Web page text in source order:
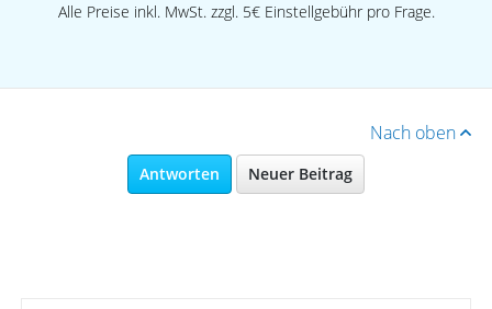
Alle Preise inkl. MwSt. zzgl. 5€ Einstellgebühr pro Frage.
Nach oben
Antworten Neuer Beitrag